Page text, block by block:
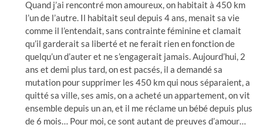
Quand j’ai rencontré mon amoureux, on habitait à 450 km
l’un de l’autre. Il habitait seul depuis 4 ans, menait sa vie
comme il l’entendait, sans contrainte féminine et clamait
qu’il garderait sa liberté et ne ferait rien en fonction de
quelqu’un d’auter et ne s’engagerait jamais. Aujourd’hui, 2
ans et demi plus tard, on est pacsés, il a demandé sa
mutation pour supprimer les 450 km qui nous séparaient, a
quitté sa ville, ses amis, on a acheté un appartement, on vit
ensemble depuis un an, et il me réclame un bébé depuis plus
de 6 mois… Pour moi, ce sont autant de preuves d’amour…